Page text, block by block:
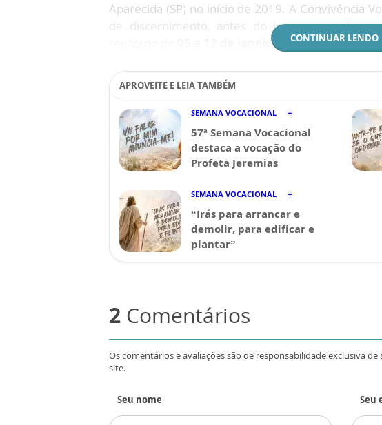
Aparecida (SP) no início de 2019. A Convivência
de discernimento, antes do ingresso na
05 a 12 de janeiro CONTINUAR LENDO
APROVEITE E LEIA TAMBÉM
SEMANA VOCACIONAL
57ª Semana Vocacional
destaca a vocação do
Profeta Jeremias
SEMANA VOCACIONAL
“Irás para arrancar e
demolir, para edificar e
plantar”
2 Comentários
Os comentários e avaliações são de responsabilidade exclusiva
site.
Seu nome Seu